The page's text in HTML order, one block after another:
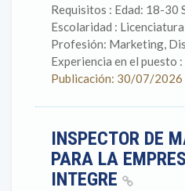
Requisitos : Edad: 18-30
Escolaridad :
Profesión: Marketing,
Experiencia en el puesto :
Publicación: 30/07/
INSPECTOR DE
PARA LA
INTEGRE